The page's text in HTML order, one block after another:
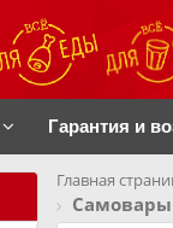
Гарантия и
Главная
Самовары